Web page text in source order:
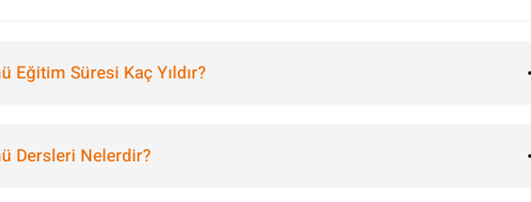
Eğitim Süresi Kaç Yıldır?
Dersleri Nelerdir?